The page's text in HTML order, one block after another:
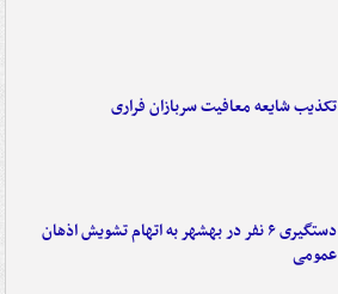
تکذیب شایعه معافیت سربازان فراری
دستگیری ۶ نفر در بهشهر به اتهام تشویش اذهان
عمومی